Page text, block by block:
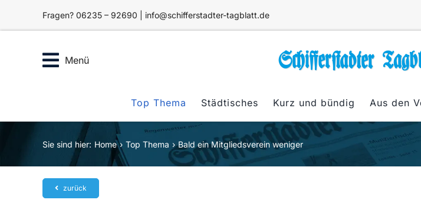
Fragen? 06235 – 92690 | info@schifferstadter-tagblatt.de
Menü
Top Thema Städtisches Kurz und bündig Aus den
Sie sind hier: Home Top Thema Bald ein Mitgliedsverein weniger
zurück